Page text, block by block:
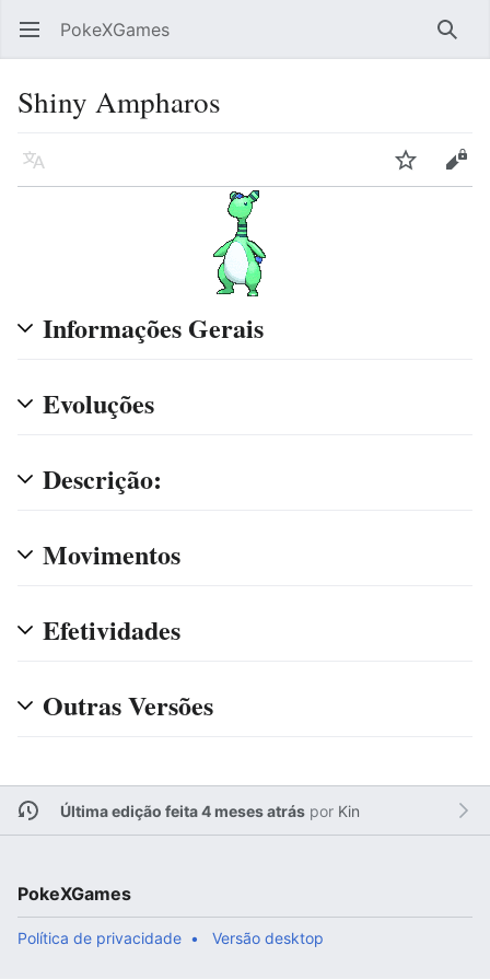
Abrir menu principal PokeXGames
Shiny Ampharos
Idioma Vigiar Editar
Informações Gerais
Evoluções
Descrição:
Movimentos
Efetividades
Outras Versões
Última edição feita 4 meses atráspor Kin
PokeXGames
Política de privacidade Versão desktop